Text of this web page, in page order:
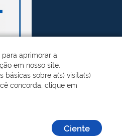
aprimorar a
em nosso site.
básicas sobre a(s) visita(s)
concorda, clique em
Ciente